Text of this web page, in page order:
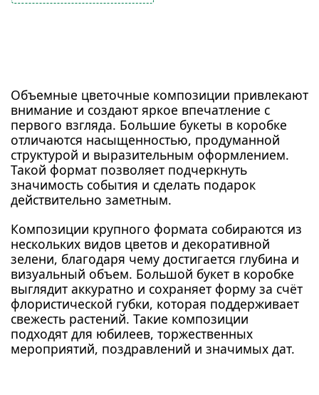
Объемные цветочные композиции привлекают
внимание и создают яркое впечатление с
первого взгляда. Большие букеты в коробке
отличаются насыщенностью, продуманной
структурой и выразительным оформлением.
Такой формат позволяет подчеркнуть
значимость события и сделать подарок
действительно заметным.
Композиции крупного формата собираются из
нескольких видов цветов и декоративной
зелени, благодаря чему достигается глубина и
визуальный объем. Большой букет в коробке
выглядит аккуратно и сохраняет форму за счёт
флористической губки, которая поддерживает
свежесть растений. Такие композиции
подходят для юбилеев, торжественных
мероприятий, поздравлений и значимых дат.